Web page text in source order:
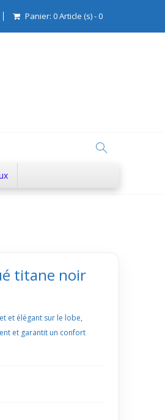
Panier: 0Article (s)-0
titane noir
et élégant sur le lobe,
et garantit un confort